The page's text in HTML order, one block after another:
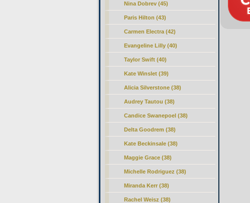
Nina Dobrev (45)
Paris Hilton (43)
Carmen Electra (42)
Evangeline Lilly (40)
Taylor Swift (40)
Kate Winslet (39)
Alicia Silverstone (38)
Audrey Tautou (38)
Candice Swanepoel (38)
Delta Goodrem (38)
Kate Beckinsale (38)
Maggie Grace (38)
Michelle Rodriguez (38)
Miranda Kerr (38)
Rachel Weisz (38)